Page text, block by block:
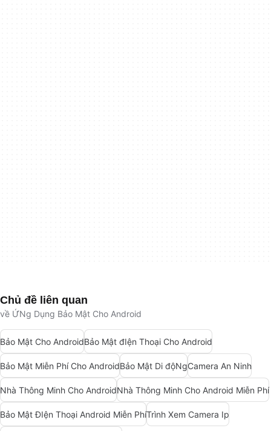
Chủ đề liên quan
về ỨNg Dụng Bảo Mật Cho Android
Bảo Mật Cho AndroidBảo Mật đIện Thoại Cho Android
Bảo Mật Miễn Phí Cho AndroidBảo Mật Di độNgCamera An Ninh
Nhà Thông Minh Cho AndroidNhà Thông Minh Cho Android Miễn Phí
Bảo Mật ĐIện Thoại Android Miễn PhíTrình Xem Camera Ip